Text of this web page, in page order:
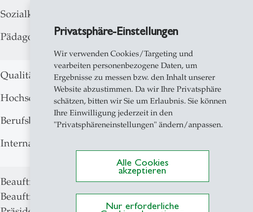
Privatsphäre-Einstellungen
Wir verwenden Cookies/Targeting und
vearbeiten personenbezogene Daten, um
Ergebnisse zu messen bzw. den Inhalt unserer
Website abzustimmen. Da wir Ihre Privatsphäre
schätzen, bitten wir Sie um Erlaubnis. Sie können
Ihre Einwilligung jederzeit in den
"Privatsphäreneinstellungen" ändern/anpassen.
Alle Cookies
akzeptieren
Nur erforderliche
Sozialkompetenzen
Pädagogische Innovationsprozesse
Qualitätsentwicklung
Hochschulentwicklung
Berufsbildungsreformen
Internationale Berufsbildung
Beauftragter des Rektorats für die Entwicklung des
Beauftragter des Rektorats für Qualitätsentwicklung an